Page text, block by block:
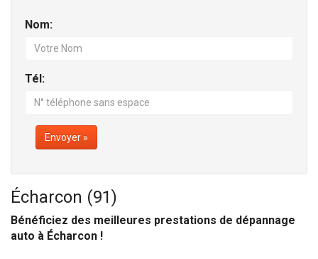
Nom:
Tél:
Envoyer »
Écharcon (91)
Bénéficiez des meilleures prestations de dépannage
auto à Écharcon !